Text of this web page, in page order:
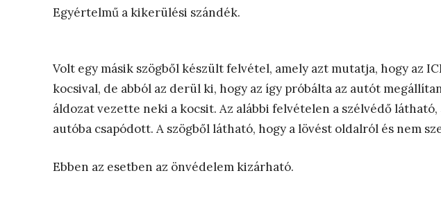
Egyértelmű a kikerülési szándék.
Volt egy másik szögből készült felvétel, amely azt mutatja, hogy az
kocsival, de abból az derül ki, hogy az így próbálta az autót
áldozat vezette neki a kocsit. Az alábbi felvételen a szélvédő látható,
autóba csapódott. A szögből látható, hogy a lövést oldalról és nem
Ebben az esetben az önvédelem kizárható.